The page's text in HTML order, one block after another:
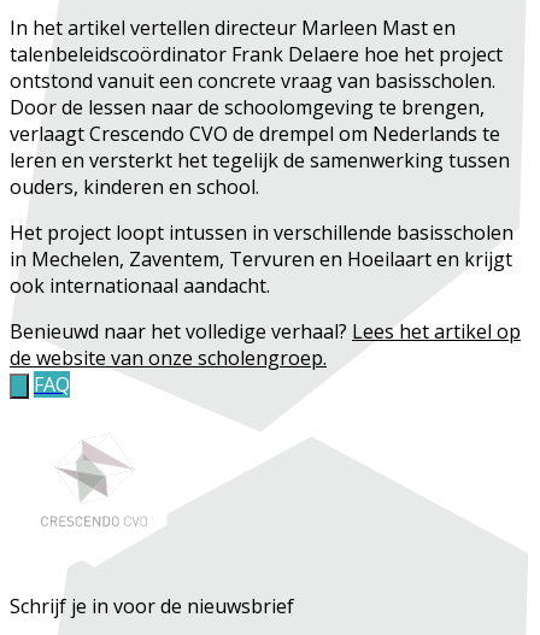
In het artikel vertellen directeur Marleen Mast en
talenbeleidscoördinator Frank Delaere hoe het project
ontstond vanuit een concrete vraag van basisscholen.
Door de lessen naar de schoolomgeving te brengen,
verlaagt Crescendo CVO de drempel om Nederlands te
leren en versterkt het tegelijk de samenwerking tussen
ouders, kinderen en school.
Het project loopt intussen in verschillende basisscholen
in Mechelen, Zaventem, Tervuren en Hoeilaart en krijgt
ook internationaal aandacht.
Benieuwd naar het volledige verhaal? Lees het artikel op
de website van onze scholengroep.
FAQ
Schrijf je in voor de nieuwsbrief